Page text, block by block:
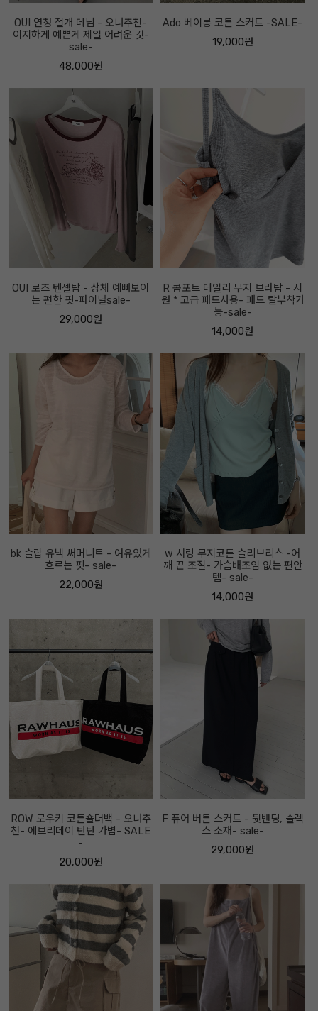
OUI 연청 절개 데님 - 오너추천-
이지하게 예쁜게 제일 어려운 것-
sale-
48,000원
Ado 베이롱 코튼 스커트 -SALE-
19,000원
OUI 로즈 텐셀탑 - 상체 예뻐보이
는 편한 핏-파이널sale-
29,000원
R 콤포트 데일리 무지 브라탑 - 시
원 * 고급 패드사용- 패드 탈부착가
능-sale-
14,000원
bk 슬랍 유넥 써머니트 - 여유있게
흐르는 핏- sale-
22,000원
w 셔링 무지코튼 슬리브리스 -어
깨 끈 조절- 가슴배조임 없는 편안
템- sale-
14,000원
ROW 로우키 코튼숄더백 - 오너추
천- 에브리데이 탄탄 가볍- SALE
-
20,000원
F 퓨어 버튼 스커트 - 뒷밴딩, 슬렉
스 소재- sale-
29,000원